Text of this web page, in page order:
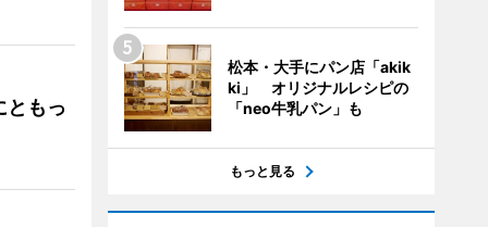
ともっ
松本・大手にパン店「akik
ki」 オリジナルレシピの
「neo牛乳パン」も
もっと見る